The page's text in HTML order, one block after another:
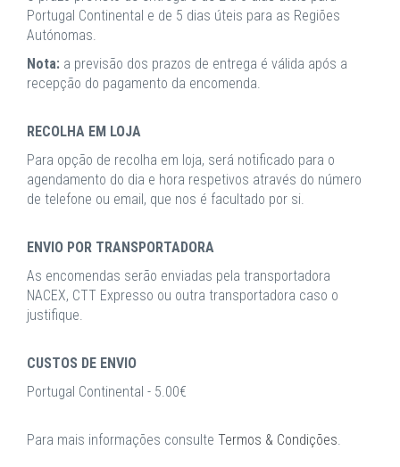
Portugal Continental e de 5 dias úteis para as Regiões
Autónomas.
Nota: a previsão dos prazos de entrega é válida após a
recepção do pagamento da encomenda.
RECOLHA EM LOJA
Para opção de recolha em loja, será notificado para o
agendamento do dia e hora respetivos através do número
de telefone ou email, que nos é facultado por si.
ENVIO POR TRANSPORTADORA
As encomendas serão enviadas pela transportadora
NACEX, CTT Expresso ou outra transportadora caso o
justifique.
CUSTOS DE ENVIO
Portugal Continental - 5.00€
Para mais informações consulte Termos & Condições.